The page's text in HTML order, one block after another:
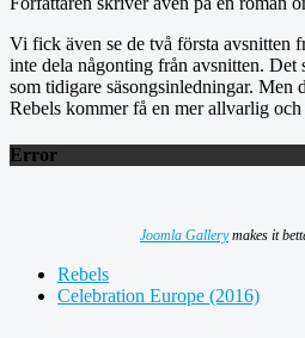
Vi fick även se de två första avsnitten
inte dela någonting från avsnitten. Det
som tidigare säsongsinledningar. Men
Rebels kommer få en mer allvarlig
Error
Joomla Gallerymakes it
Rebels
Celebration Europe (2016)